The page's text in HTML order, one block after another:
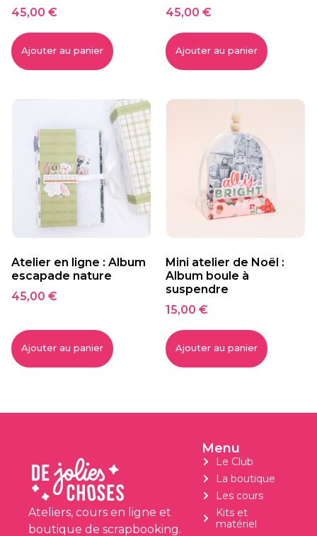
45,00 €
Ajouter au panier
45,00 €
Ajouter au panier
Atelier en ligne : Album
escapade nature
45,00 €
Ajouter au panier
Mini atelier de Noël :
Album boule à
suspendre
15,00 €
Ajouter au panier
Ateliers, cours en ligne et
boutique de scrapbooking.
Menu
Le Club
La boutique
Les cours
Kits et
matériel